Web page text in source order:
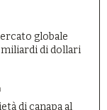
globale
di dollari
di canapa al